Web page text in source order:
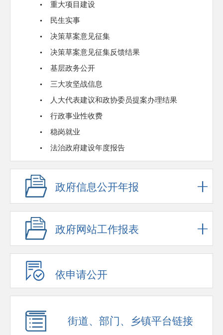
重大项目建设
民生实事
决策草案意见征集
决策草案意见征集反馈结果
基层政务公开
三大攻坚战信息
人大代表建议和政协委员提案办理结果
行政事业性收费
稳岗就业
法治政府建设年度报告
政府信息公开年报
政府网站工作报表
依申请公开
街道、部门、乡镇平台链接